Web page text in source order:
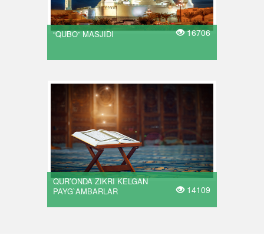
“QUBO” MASJIDI 16706
QUR’ONDA ZIKRI KELGAN
PAYG`AMBARLAR
14109